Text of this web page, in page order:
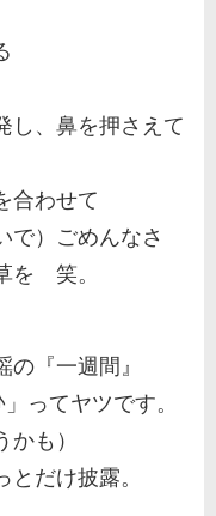
し、鼻を押さえて
合わせて
で）ごめんなさ
を 笑。
『一週間』
ってヤツです。
も）
だけ披露。